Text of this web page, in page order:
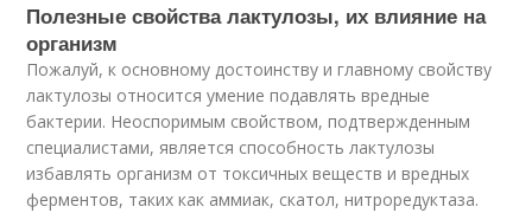
Полезные свойства лактулозы, их влияние на
организм
Пожалуй, к основному достоинству и главному свойству
лактулозы относится умение подавлять вредные
бактерии. Неоспоримым свойством, подтвержденным
специалистами, является способность лактулозы
избавлять организм от токсичных веществ и вредных
ферментов, таких как аммиак, скатол, нитроредуктаза.